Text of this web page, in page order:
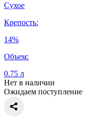
Сухое
Крепость:
14%
Объем:
0.75 л
Нет в наличии
Ожидаем поступление